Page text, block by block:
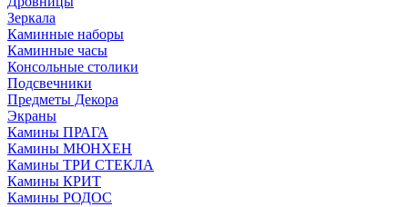
Зеркала
Каминные наборы
Каминные часы
Консольные столики
Подсвечники
Предметы Декора
Экраны
Камины ПРАГА
Камины МЮНХЕН
Камины ТРИ СТЕКЛА
Камины КРИТ
Камины РОДОС